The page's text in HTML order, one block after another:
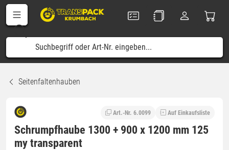
Seitenfaltenhauben
Art.-Nr. 6.0099 Auf Einkaufsliste
Schrumpfhaube 1300 + 900 x 1200 mm 125
my transparent